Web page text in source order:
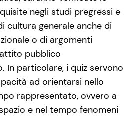
negli studi pregressi e
cultura generale anche di
o di argomenti
pubblico
In particolare, i quiz servono
ad orientarsi nello
rappresentato, ovvero a
e nel tempo fenomeni